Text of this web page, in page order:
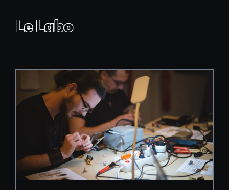
Le Labo